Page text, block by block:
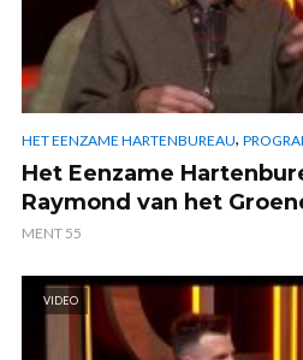
HET EENZAME HARTENBUREAU,
Het Eenzame
Raymond van het
MENT 55
VIDEO